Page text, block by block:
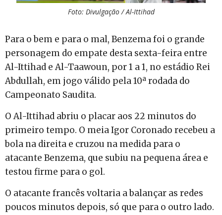
Foto: Divulgação / Al-Ittihad
Para o bem e para o mal, Benzema foi o grande
personagem do empate desta sexta-feira entre
Al-Ittihad e Al-Taawoun, por 1 a 1, no estádio Rei
Abdullah, em jogo válido pela 10ª rodada do
Campeonato Saudita.
O Al-Ittihad abriu o placar aos 22 minutos do
primeiro tempo. O meia Igor Coronado recebeu a
bola na direita e cruzou na medida para o
atacante Benzema, que subiu na pequena área e
testou firme para o gol.
O atacante francês voltaria a balançar as redes
poucos minutos depois, só que para o outro lado.